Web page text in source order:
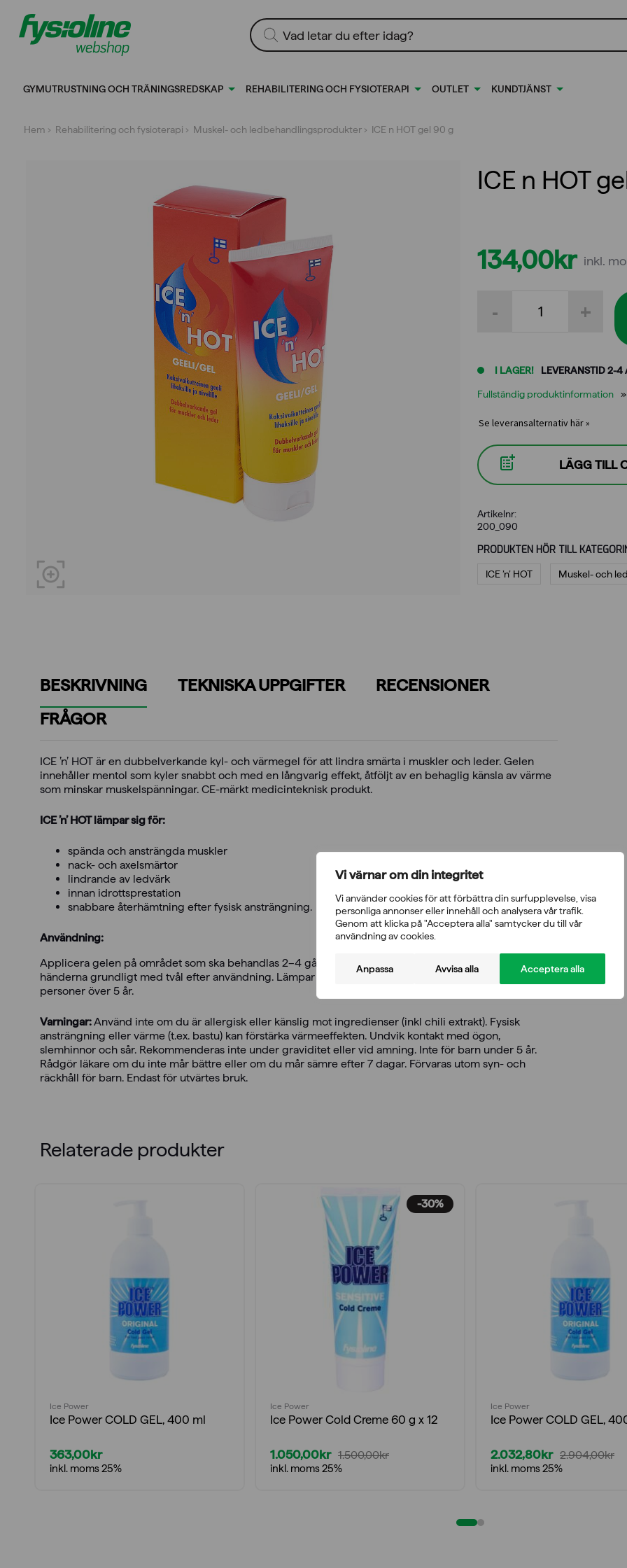
Vi värnar om din integritet
Vi använder cookies för att förbättra din surfupplevelse, visa
personliga annonser eller innehåll och analysera vår trafik.
Genom att klicka på "Acceptera alla" samtycker du till vår
användning av cookies.
Anpassa Avvisa alla Acceptera alla
innehållet
Produktsökning
GYMUTRUSTNING OCH TRÄNINGSREDSKAP REHABILITERING OCH FYSIOTERAPI OUTLET KUNDTJÄNST
Hem › Rehabilitering och fysioterapi › Muskel- och ledbehandlings­produkter › ICE n HOT gel 90 g
ICE n HOT
134,00kr inkl.
I LAGER! LEVERANSTID 2-4
+
g
-
Fullständig produktinformation
Se leveransalternativ här »
LÄGG TILL
Artikelnr:
200_090
PRODUKTEN HÖR TILL
ICE ’n’ HOT Muskel- och
BESKRIVNING TEKNISKA UPPGIFTER
RECENSIONER
FRÅGOR
ICE ’n’ HOT är en dubbelverkande kyl- och värmegel för att lindra smärta i muskler och leder. Gelen
innehåller mentol som kyler snabbt och med en långvarig effekt, åtföljt av en behaglig känsla av värme
som minskar muskelspänningar. CE-märkt medicinteknisk produkt.
ICE ’n’ HOT lämpar sig för:
spända och ansträngda muskler
nack- och axelsmärtor
lindrande av ledvärk
innan idrottsprestation
snabbare återhämtning efter fysisk ansträngning.
Användning:
Applicera gelen på området som ska behandlas 2–4 gånger om dagen eller efter behov. Tvätta alltid
händerna grundligt med tvål efter användning. Lämpar sig också för långvarigt bruk. Lämpar sig för
personer över 5 år.
Varningar:Använd inte om du är allergisk eller känslig mot ingredienser (inkl chili extrakt). Fysisk
ansträngning eller värme (t.ex. bastu) kan förstärka värmeeffekten. Undvik kontakt med ögon,
slemhinnor och sår. Rekommenderas inte under graviditet eller vid amning. Inte för barn under 5 år.
Rådgör läkare om du inte mår bättre eller om du mår sämre efter 7 dagar. Förvaras utom syn- och
räckhåll för barn. Endast för utvärtes bruk.
Relaterade produkter
Ice Power
Ice Power COLD GEL, 400 ml
363,00kr
inkl. moms 25%
-30%
Ice Power
Ice Power Cold Creme 60 g x 12
1.500,00kr
Det
1.050,00kr
Det
inkl. moms 25%
Ice Power
Ice Power COLD GEL,
2.904,00kr
Det
2.032,80kr
Det
inkl. moms 25%